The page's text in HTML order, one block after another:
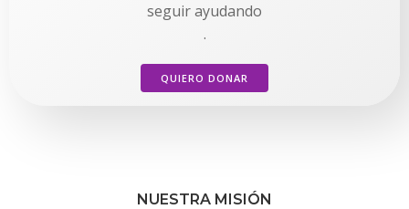
seguir ayudando
.
QUIERO DONAR
NUESTRA MISIÓN